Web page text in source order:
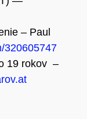
– Paul
320605747
19 rokov –